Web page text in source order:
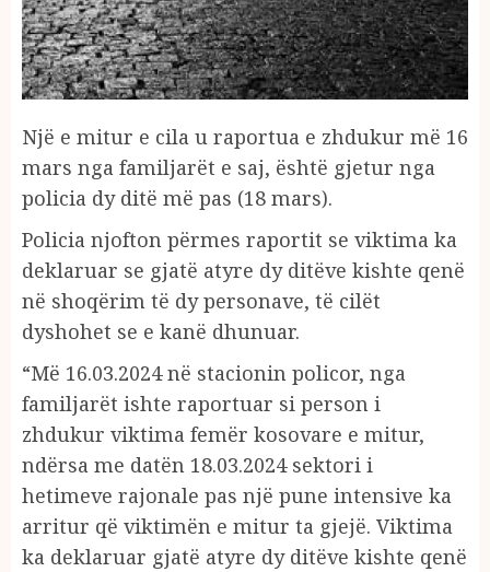
Një e mitur e cila u raportua e zhdukur më 16
mars nga familjarët e saj, është gjetur nga
policia dy ditë më pas (18 mars).
Policia njofton përmes raportit se viktima ka
deklaruar se gjatë atyre dy ditëve kishte qenë
në shoqërim të dy personave, të cilët
dyshohet se e kanë dhunuar.
“Më 16.03.2024 në stacionin policor, nga
familjarët ishte raportuar si person i
zhdukur viktima femër kosovare e mitur,
ndërsa me datën 18.03.2024 sektori i
hetimeve rajonale pas një pune intensive ka
arritur që viktimën e mitur ta gjejë. Viktima
ka deklaruar gjatë atyre dy ditëve kishte qenë